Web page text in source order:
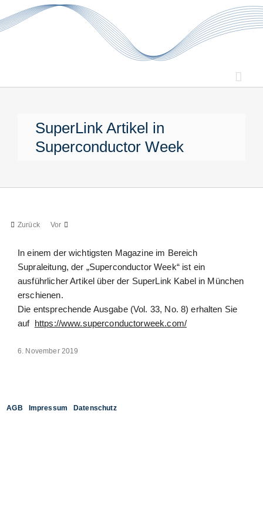
Inhalt
springen
SuperLink Artikel in
Superconductor Week
Zurück Vor
In einem der wichtigsten Magazine im Bereich
Supraleitung, der „Superconductor Week“ ist ein
ausführlicher Artikel über der SuperLink Kabel in München
erschienen.
Die entsprechende Ausgabe (Vol. 33, No. 8) erhalten Sie
auf https://www.superconductorweek.com/
6. November 2019
AGB Impressum Datenschutz